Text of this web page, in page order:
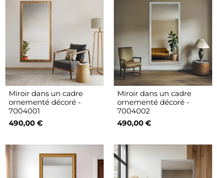
Miroir dans un cadre
ornementé décoré -
7004001
490,00 €
Miroir dans un cadre
ornementé décoré -
7004002
490,00 €